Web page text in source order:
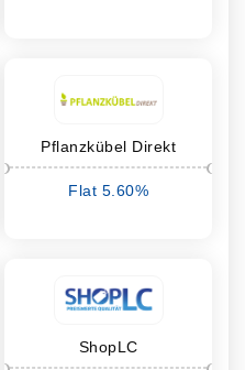
Pflanzkübel Direkt
Flat 5.60%
ShopLC